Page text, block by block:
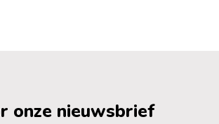
onze nieuwsbrief